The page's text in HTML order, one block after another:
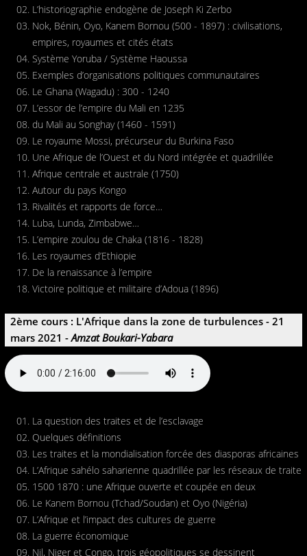
L’historiographie endogène de Joseph Ki Zerbo
Nok, Bénin, Oyo, Kanem Bornou (500 - 1897) : civilisations,
empires, royaumes et cités états
Système Yoruba / Système Haoussa
Exemples d’organisations politiques communautaires
Le Ghana (Wagadu) : 300 - 1240
L’essor de l’empire du Mali en 1235
du Mali au Songhay (1460 - 1591)
Le royaume Mossi, précurseur du Burkina Faso
Une Afrique de l’Ouest et du Nord intégrée et quadrillée
Afrique centrale et australe (1750)
Autour du pays Kongo
Rivalités et rapports de force…
Luba, Lunda, Zimbabwe…
L’empire zoulou de Chaka (1816 - 1828)
Les royaumes d’Ethiopie
De la renaissance à l’empire
Victoire politique et militaire d’Adoua (1896)
2ème cours : L'Afrique dans la zone de turbulences - 21
mars 2021 -Amzat Boukari-Yabara
La question des traites et de l’esclavage
Quelques définitions
Les traites et la mondialisation forcée des diasporas africaines
L’Afrique sahélo saharienne quadrillée par les réseaux de traite
1500 1870 : une Afrique ouverte et coupée en deux
Le Kanem Bornou (Tchad/Soudan) et Oyo (Nigéria)
L’Afrique et l’impact des cultures de guerre
La guerre économique
Nil, Niger et Congo, trois géopolitiques se dessinent